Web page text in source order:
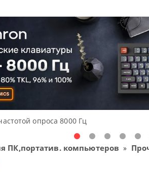
ПК,портатив. компьютеров »